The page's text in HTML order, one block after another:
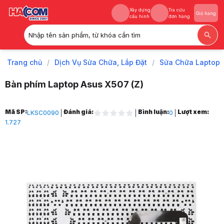
Xây dựng
cấu hình
Tra cứu
đơn hàng
Giỏ hàng
Nhập tên sản phẩm, từ khóa cần tìm
Xây dựng
Tra cứu
Trang chủ / Dịch Vụ Sửa Chữa, Lắp Đặt / Sửa Chữa Laptop
Bàn phím Laptop Asus X507 (Z)
Trang chủ
1
Bàn phím Laptop Asus X507 (Z)
Hình ảnh và video sản phẩm
Bàn phím Laptop Asus X507 (Z)
Mã SP:LKSC0090 Đánh giá: Bình luận:0
Lượt xem:
1.727